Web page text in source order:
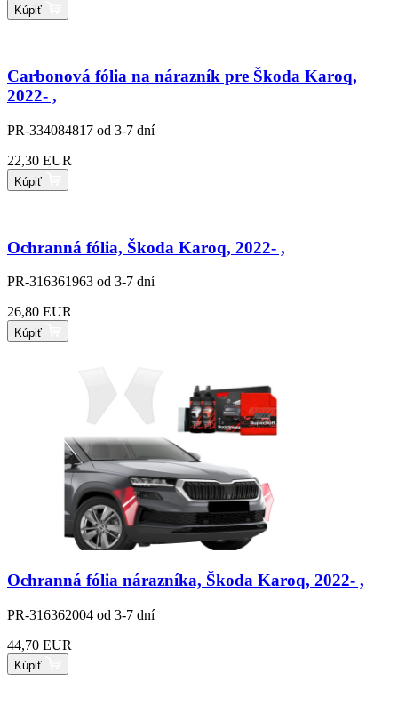
Kúpiť
Carbonová fólia na nárazník pre Škoda Karoq,
2022- ,
PR-334084817 od 3-7 dní
22,30 EUR
Kúpiť
Ochranná fólia, Škoda Karoq, 2022- ,
PR-316361963 od 3-7 dní
26,80 EUR
Kúpiť
Ochranná fólia nárazníka, Škoda Karoq, 2022- ,
PR-316362004 od 3-7 dní
44,70 EUR
Kúpiť